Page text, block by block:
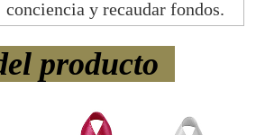
conciencia y recaudar fondos.
producto